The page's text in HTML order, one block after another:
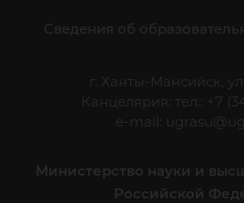
Сведения об
г. Ханты-Мансийск,
Канцелярия: тел.: +7
e-mail:
Министерство науки и
Российской